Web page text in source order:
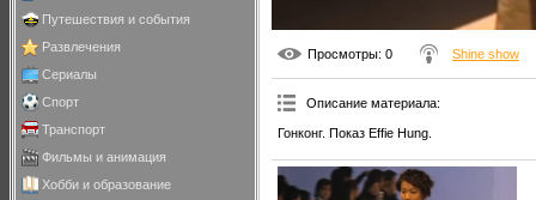
Путешествия и события
Развлечения
Сериалы
Спорт
Транспорт
Фильмы и анимация
Хобби и образование
Просмотры: 0 Shine show
Описание материала:
Гонконг. Показ Effie Hung.